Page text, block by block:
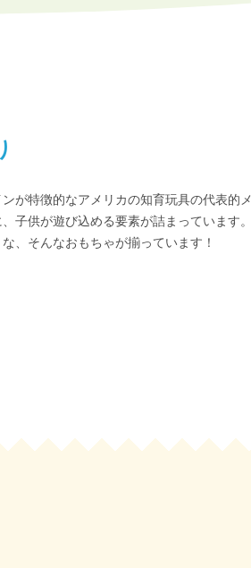
が特徴的なアメリカの知育玩具の代表的
子供が遊び込める要素が詰まっています
、そんなおもちゃが揃っています！